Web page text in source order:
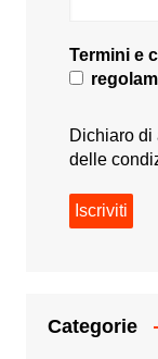
Termini e
Dichiaro di
delle
Categorie